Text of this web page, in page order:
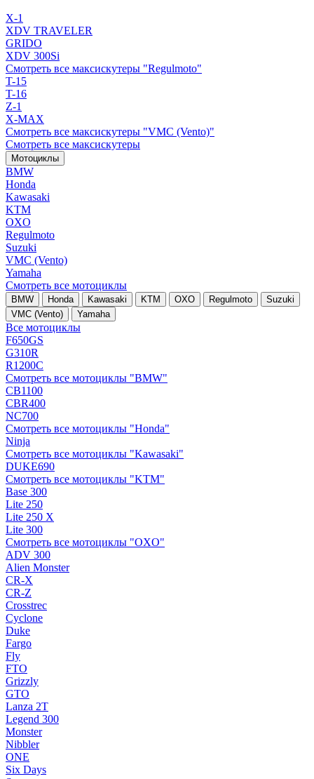
X-1
XDV TRAVELER
GRIDO
XDV 300Si
Смотреть все максискутеры "Regulmoto"
T-15
T-16
Z-1
X-MAX
Смотреть все максискутеры "VMC (Vento)"
Смотреть все максискутеры
Мотоциклы
BMW
Honda
Kawasaki
KTM
OXO
Regulmoto
Suzuki
VMC (Vento)
Yamaha
Смотреть все мотоциклы
BMW Honda Kawasaki KTM OXO Regulmoto
Suzuki
VMC (Vento)
Yamaha
Все мотоциклы
F650GS
G310R
R1200C
Смотреть все мотоциклы "BMW"
CB1100
CBR400
NC700
Смотреть все мотоциклы "Honda"
Ninja
Смотреть все мотоциклы "Kawasaki"
DUKE690
Смотреть все мотоциклы "KTM"
Base 300
Lite 250
Lite 250 X
Lite 300
Смотреть все мотоциклы "OXO"
ADV 300
Alien Monster
CR-X
CR-Z
Crosstrec
Cyclone
Duke
Fargo
Fly
FTO
Grizzly
GTO
Lanza 2T
Legend 300
Monster
Nibbler
ONE
Six Days